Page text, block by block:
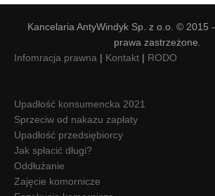
Kancelaria AntyWindyk Sp. z o.o. © 2015
prawa zastrzeżone.
Infomracja prawna | Kontakt | RODO
Upadłość konsumencka 2021
Sprzeciw od nakazu zapłaty
Upadłość przedsiębiorcy
Jak spłacić długi?
Oddłużanie
Zajęcie komornicze